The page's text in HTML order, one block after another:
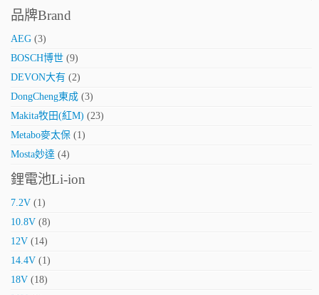
品牌Brand
AEG (3)
BOSCH博世 (9)
DEVON大有 (2)
DongCheng東成 (3)
Makita牧田(紅M) (23)
Metabo麥太保 (1)
Mosta妙達 (4)
鋰電池Li-ion
7.2V (1)
10.8V (8)
12V (14)
14.4V (1)
18V (18)